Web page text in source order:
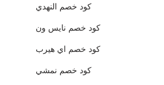
كود خصم النهدي
كود خصم نايس ون
كود خصم اي هيرب
كود خصم نمشي